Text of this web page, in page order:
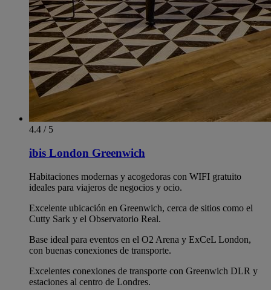
4.4 / 5
ibis London Greenwich
Habitaciones modernas y acogedoras con WIFI gratuito
ideales para viajeros de negocios y ocio.
Excelente ubicación en Greenwich, cerca de sitios como el
Cutty Sark y el Observatorio Real.
Base ideal para eventos en el O2 Arena y ExCeL London,
con buenas conexiones de transporte.
Excelentes conexiones de transporte con Greenwich DLR y
estaciones al centro de Londres.